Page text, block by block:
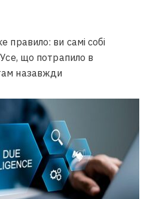
правило: ви самі собі
що потрапило в
назавжди